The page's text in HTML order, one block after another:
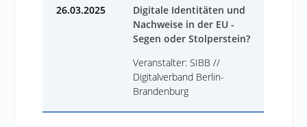
26.03.2025
Digitale Identitäten und
Nachweise in der EU -
Segen oder Stolperstein?
Veranstalter: SIBB //
Digitalverband Berlin-
Brandenburg